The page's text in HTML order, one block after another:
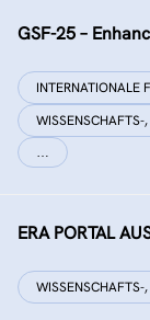
GSF-25 –
INTERNATIONALE
WISSENSCHAFTS-
…
ERA PORTAL
WISSENSCHAFTS-